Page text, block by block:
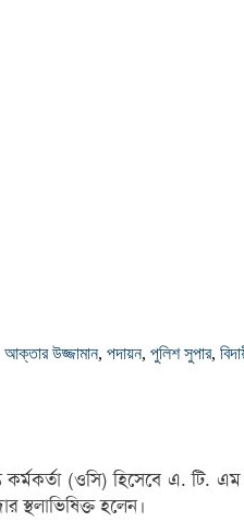
আক্তার উজ্জামান, পদায়ন, পুলিশ সুপার,
কর্মকর্তা (ওসি) হিসেবে এ. টি.
স্থলাভিষিক্ত হলেন।